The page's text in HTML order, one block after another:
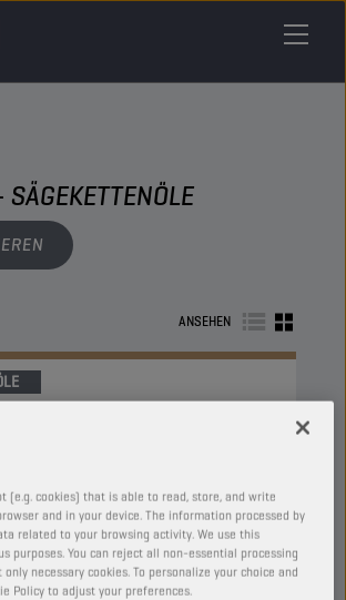
ANSEHEN
(e.g. cookies) that is able to read, store, and write
and in your device. The information processed by
related to your browsing activity. We use this
purposes. You can reject all non-essential processing
necessary cookies. To personalize your choice and
Policy to adjust your preferences.